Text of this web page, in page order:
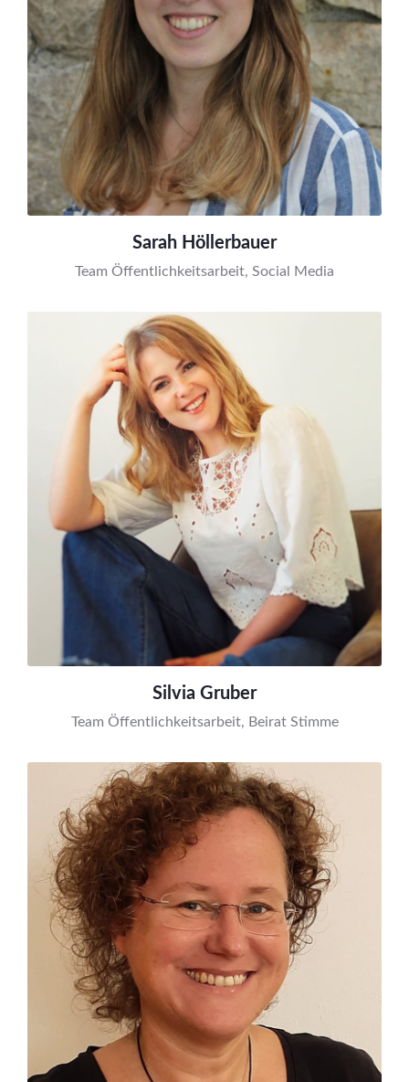
Sarah Höllerbauer
Team Öffentlichkeitsarbeit, Social Media
Silvia Gruber
Team Öffentlichkeitsarbeit, Beirat Stimme